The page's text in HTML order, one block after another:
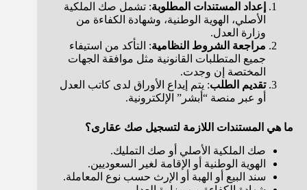
إعداد المستندات المطلوبة: تشمل صك الملكية
الأصلي، الهوية الوطنية، وشهادة الكفاءة من
وزارة العدل.
مراجعة الشروط النظامية: التأكد من استيفاء
جميع المتطلبات القانونية مثل موافقة الجهات
المختصة إن وجدت.
تقديم الطلب: يتم إيداع الأوراق لدى كاتب العدل
أو عبر منصة “أبشر” الإلكترونية.
ما هي المستندات اللازمة لتسجيل صك عقارى؟
صك الملكية الأصلي أو صك التمليك.
الهوية الوطنية أو الإقامة لغير السعوديين.
سند البيع أو الهبة أو الإرث حسب نوع المعاملة.